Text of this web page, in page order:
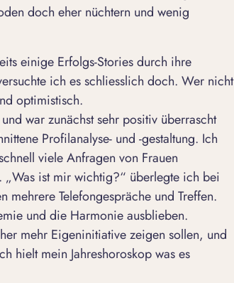
doch eher nüchtern und wenig
einige Erfolgs-Stories durch ihre
ich es schliesslich doch. Wer nicht
optimistisch.
war zunächst sehr positiv überrascht
Profilanalyse- und -gestaltung. Ich
viele Anfragen von Frauen
„Was ist mir wichtig?“ überlegte ich bei
mehrere Telefongespräche und Treffen.
und die Harmonie ausblieben.
mehr Eigeninitiative zeigen sollen, und
hielt mein Jahreshoroskop was es